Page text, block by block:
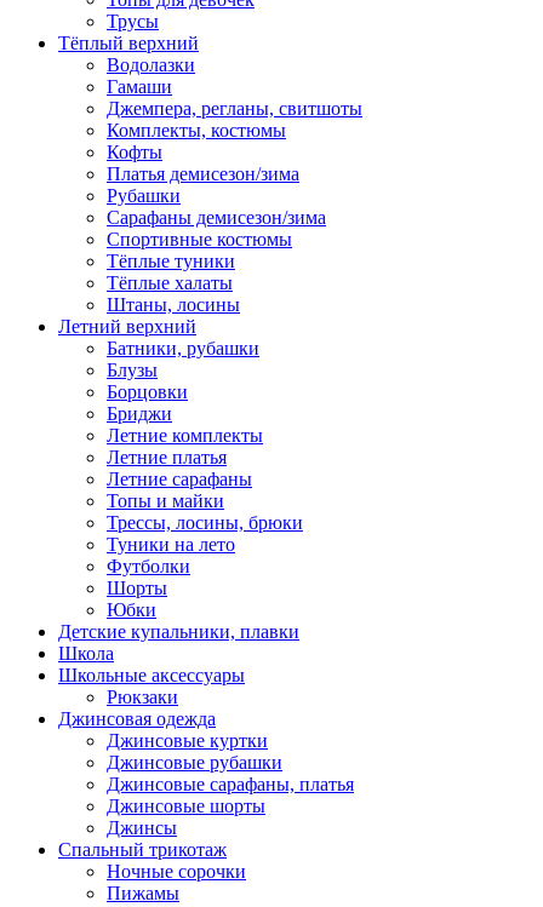
Трусы
Тёплый верхний
Водолазки
Гамаши
Джемпера, регланы, свитшоты
Комплекты, костюмы
Кофты
Платья демисезон/зима
Рубашки
Сарафаны демисезон/зима
Спортивные костюмы
Тёплые туники
Тёплые халаты
Штаны, лосины
Летний верхний
Батники, рубашки
Блузы
Борцовки
Бриджи
Летние комплекты
Летние платья
Летние сарафаны
Топы и майки
Трессы, лосины, брюки
Туники на лето
Футболки
Шорты
Юбки
Детские купальники, плавки
Школа
Школьные аксессуары
Рюкзаки
Джинсовая одежда
Джинсовые куртки
Джинсовые рубашки
Джинсовые сарафаны, платья
Джинсовые шорты
Джинсы
Спальный трикотаж
Ночные сорочки
Пижамы